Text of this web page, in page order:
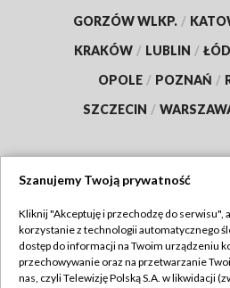
GORZÓW WLKP. /
KRAKÓW / LUBLIN /
OPOLE / POZNAŃ /
SZCZECIN /
TVP
Abonament TVP
Regulamin
Szanujemy Twoją prywatność
Kliknij "Akceptuję i przechodzę do serwisu",
korzystanie z technologii automatycznego
dostęp do informacji na Twoim urządzeniu
przechowywanie oraz na przetwarzanie
nas, czyli Telewizję Polską S.A. w likwidacji